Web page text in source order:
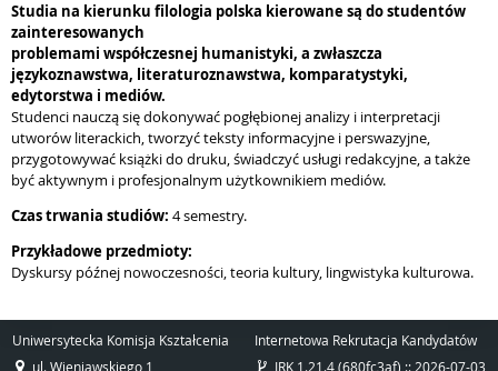
Studia na kierunku filologia polska kierowane są do studentów
zainteresowanych
problemami współczesnej humanistyki, a zwłaszcza
językoznawstwa, literaturoznawstwa, komparatystyki,
edytorstwa i mediów.
Studenci nauczą się dokonywać pogłębionej analizy i interpretacji
utworów literackich, tworzyć teksty informacyjne i perswazyjne,
przygotowywać książki do druku, świadczyć usługi redakcyjne, a także
być aktywnym i profesjonalnym użytkownikiem mediów.
Czas trwania studiów: 4 semestry.
Przykładowe przedmioty:
Dyskursy późnej nowoczesności, teoria kultury, lingwistyka kulturowa.
Uniwersytecka Komisja Kształcenia
ul. Wieniawskiego 1
Internetowa Rekrutacja Kandydatów
IRK 1.21.4 (680fc3af) :: 2026-07-03